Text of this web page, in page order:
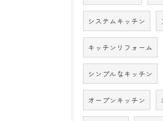
システムキッチン
キッチンリフォーム
シンプルなキッチン
オープンキッチン